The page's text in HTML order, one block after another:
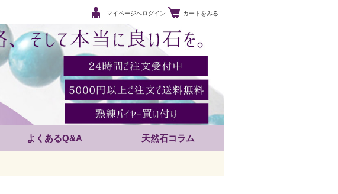
マイページへログイン カートをみる
よくあるQ&A 天然石コラム